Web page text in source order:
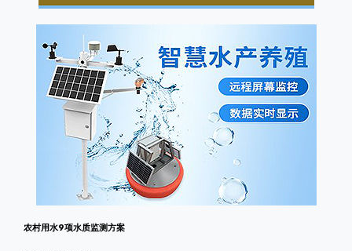
农村用水9项水质监测方案